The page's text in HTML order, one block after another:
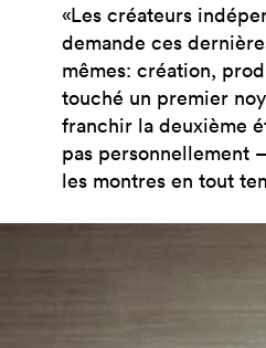
«Les créateurs
demande ces
mêmes: création,
touché un premier
franchir la deuxième
pas personnellement
les montres en tout